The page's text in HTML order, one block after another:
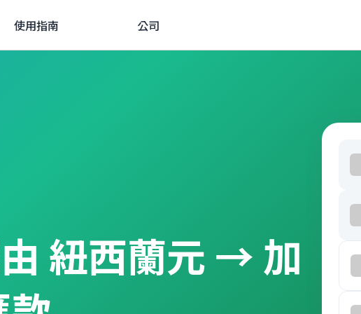
使用指南 公司
紐西蘭元 → 加